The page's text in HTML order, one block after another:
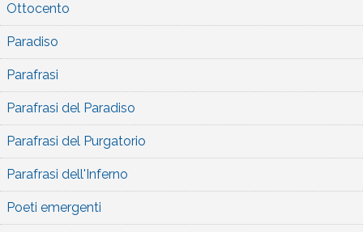
Ottocento
Paradiso
Parafrasi
Parafrasi del Paradiso
Parafrasi del Purgatorio
Parafrasi dell'Inferno
Poeti emergenti